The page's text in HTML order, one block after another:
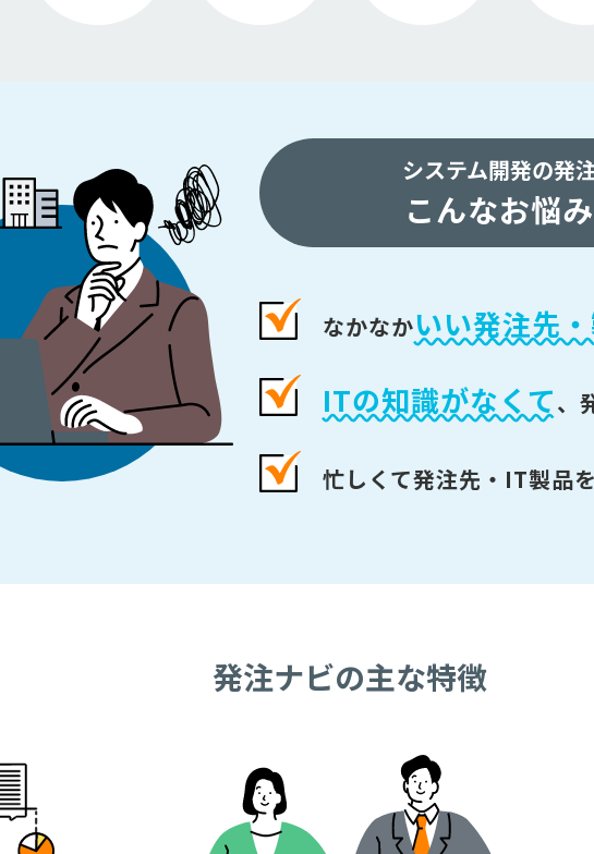
システム開発の発
こんなお悩
なかなかいい発注先
ITの知識がなくて、
忙しくて発注先・IT製品
発注ナビの主な特徴